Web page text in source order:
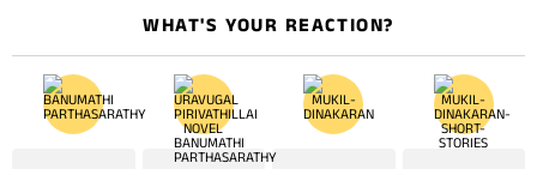
WHAT'S YOUR REACTION?